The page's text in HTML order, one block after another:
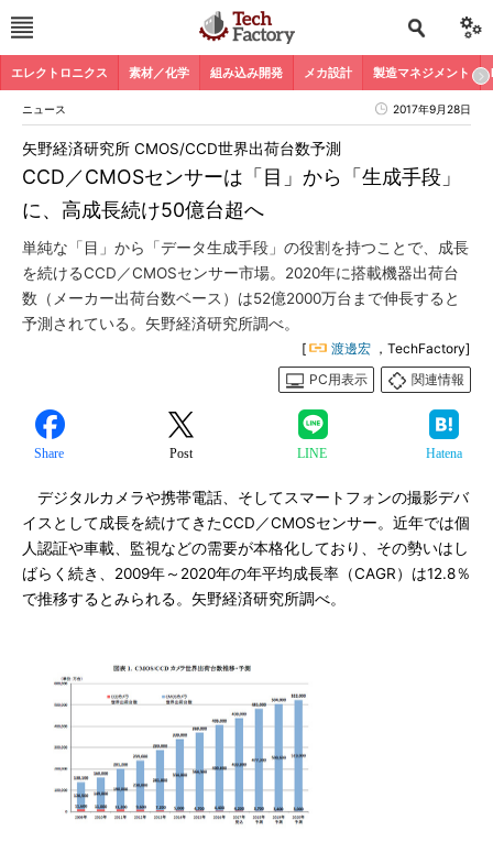
エレクトロニクス 素材／化学 組み込み開発 メカ設計 製造マネジメント
ニュース 2017年9月28日
CCD／CMOSセンサーは「目」から「生成手段」
に、高成長続け50億台超へ
矢野経済研究所 CMOS/CCD世界出荷台数予測
単純な「目」から「データ生成手段」の役割を持つことで、成長
を続けるCCD／CMOSセンサー市場。2020年に搭載機器出荷台
数（メーカー出荷台数ベース）は52億2000万台まで伸長すると
予測されている。矢野経済研究所調べ。
[ 渡邊宏 ，TechFactory]
PC用表示
関連情報
Share Post LINE Hatena
デジタルカメラや携帯電話、そしてスマートフォンの撮影デバ
イスとして成長を続けてきたCCD／CMOSセンサー。近年では個
人認証や車載、監視などの需要が本格化しており、その勢いはし
ばらく続き、2009年～2020年の年平均成長率（CAGR）は12.8％
で推移するとみられる。矢野経済研究所調べ。